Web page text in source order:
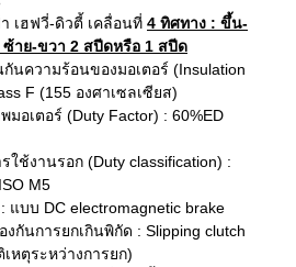
เฮฟวี่-ดิวตี้ เคลื่อนที่ 4 ทิศทาง : ขึ้น-
ซ้าย-ขวา 2 สปีดหรือ 1 สปีด
นความร้อนของมอเตอร์ (Insulation
F (155 องศาเซลเซียส)
มอเตอร์ (Duty Factor) : 60%ED
ใช้งานรอก (Duty classification) :
M5
แบบ DC electromagnetic brake
งกันการยกเกินพิกัด : Slipping clutch
หตุระหว่างการยก)